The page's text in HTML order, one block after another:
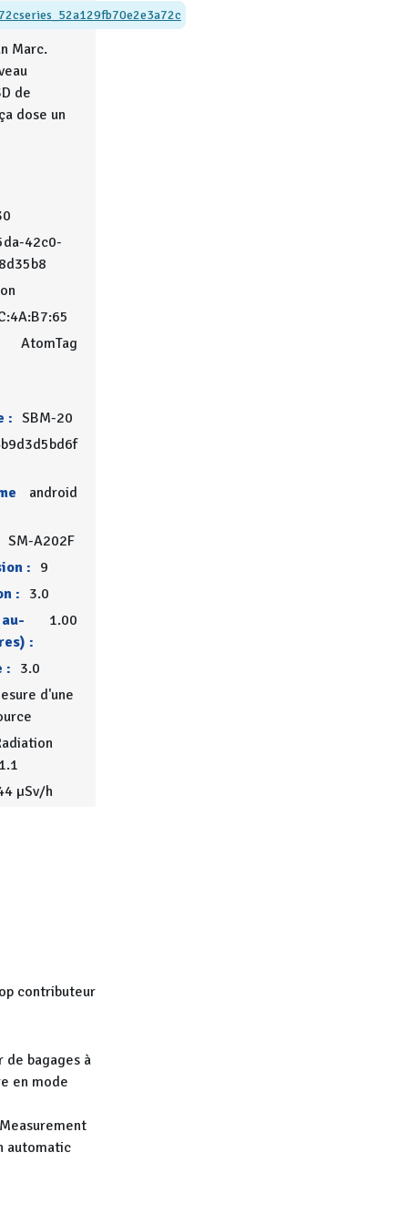
series_52a129fb70e2e3a72c
Marc.
de
dose un
42c0-
AtomTag
: SBM-20
android
SM-A202F
: 9
: 3.0
:
1.00
: 3.0
d'une
µSv/h
contributeur
bagages à
en mode
automatic